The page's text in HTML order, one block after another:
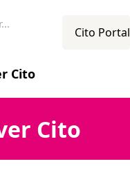
Cito
Cito
Cito Portal